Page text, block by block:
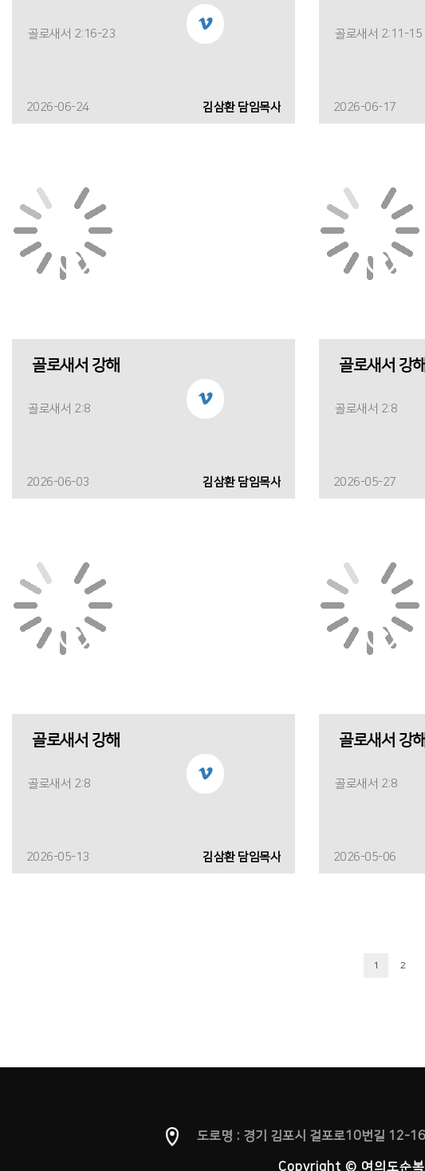
골로새서 2:16-23
2026-06-24 김삼환 담임목사
골로새서 2:11-15
2026-06-17
골로새서 강해
골로새서 2:8
2026-06-03 김삼환 담임목사
골로새서 강해
골로새서 2:8
2026-05-27
골로새서 강해
골로새서 2:8
2026-05-13 김삼환 담임목사
골로새서 강해
골로새서 2:8
2026-05-06
1 2
도로명 : 경기 김포시 걸포로10번길 12-16
Copyright © 여의도순